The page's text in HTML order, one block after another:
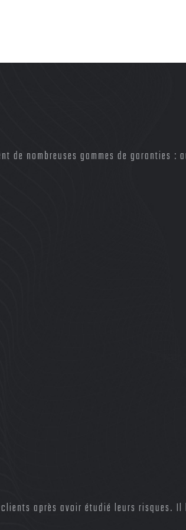
de nombreuses gammes de
après avoir étudié leurs risques.